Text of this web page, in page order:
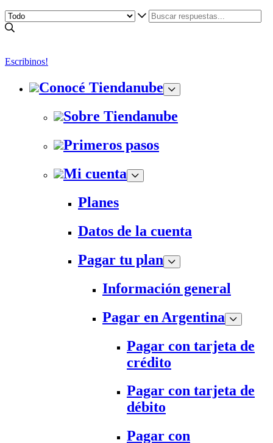
Escribinos!
Conocé Tiendanube
Sobre Tiendanube
Primeros pasos
Mi cuenta
Planes
Datos de la cuenta
Pagar tu plan
Información general
Pagar en Argentina
Pagar con tarjeta de
crédito
Pagar con tarjeta de
débito
Pagar con